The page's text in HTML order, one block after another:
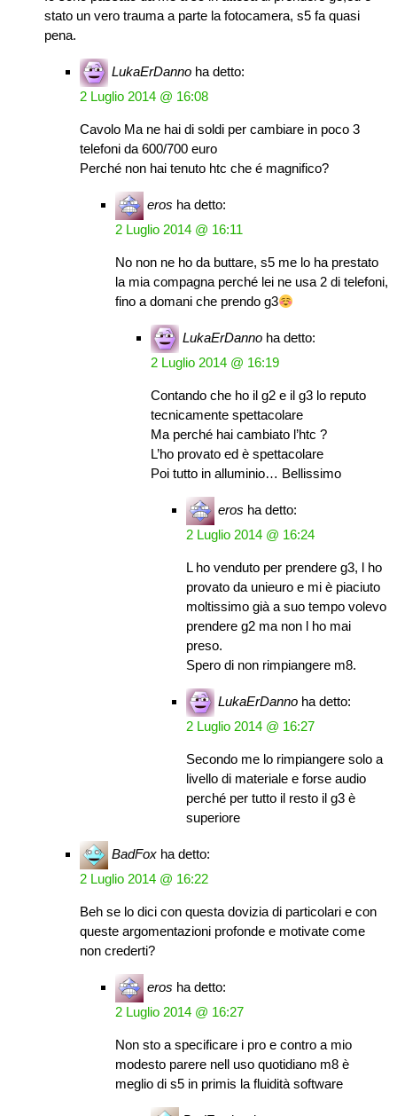
stato un vero trauma a parte la fotocamera, s5 fa quasi
pena.
LukaErDanno ha detto:
2 Luglio 2014 @ 16:08
Cavolo Ma ne hai di soldi per cambiare in poco 3
telefoni da 600/700 euro
Perché non hai tenuto htc che é magnifico?
eros ha detto:
2 Luglio 2014 @ 16:11
No non ne ho da buttare, s5 me lo ha prestato
la mia compagna perché lei ne usa 2 di telefoni,
fino a domani che prendo g3
LukaErDanno ha detto:
2 Luglio 2014 @ 16:19
Contando che ho il g2 e il g3 lo reputo
tecnicamente spettacolare
Ma perché hai cambiato l’htc ?
L’ho provato ed è spettacolare
Poi tutto in alluminio… Bellissimo
eros ha detto:
2 Luglio 2014 @ 16:24
L ho venduto per prendere g3, l ho
provato da unieuro e mi è piaciuto
moltissimo già a suo tempo volevo
prendere g2 ma non l ho mai
preso.
Spero di non rimpiangere m8.
LukaErDanno ha detto:
2 Luglio 2014 @ 16:27
Secondo me lo rimpiangere solo a
livello di materiale e forse audio
perché per tutto il resto il g3 è
superiore
BadFox ha detto:
2 Luglio 2014 @ 16:22
Beh se lo dici con questa dovizia di particolari e con
queste argomentazioni profonde e motivate come
non crederti?
eros ha detto:
2 Luglio 2014 @ 16:27
Non sto a specificare i pro e contro a mio
modesto parere nell uso quotidiano m8 è
meglio di s5 in primis la fluidità software